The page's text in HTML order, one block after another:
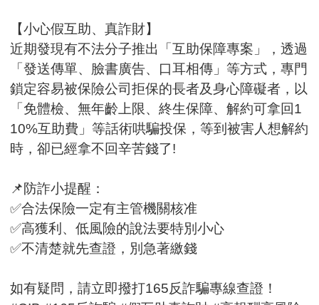
位：
期：
數：
【小心假互助、真詐財】
近期發現有不法分子推出「互助保障專案」，透過
「發送傳單、臉書廣告、口耳相傳」等方式，專門
鎖定容易被保險公司拒保的長者及身心障礙者，以
「免體檢、無年齡上限、終生保障、解約可拿回1
10%互助費」等話術哄騙投保，等到被害人想解約
時，卻已經拿不回辛苦錢了!
📌防詐小提醒：
✅合法保險一定有主管機關核准
✅高獲利、低風險的說法要特別小心
✅不清楚就先查證，別急著繳錢
如有疑問，請立即撥打165反詐騙專線查證！